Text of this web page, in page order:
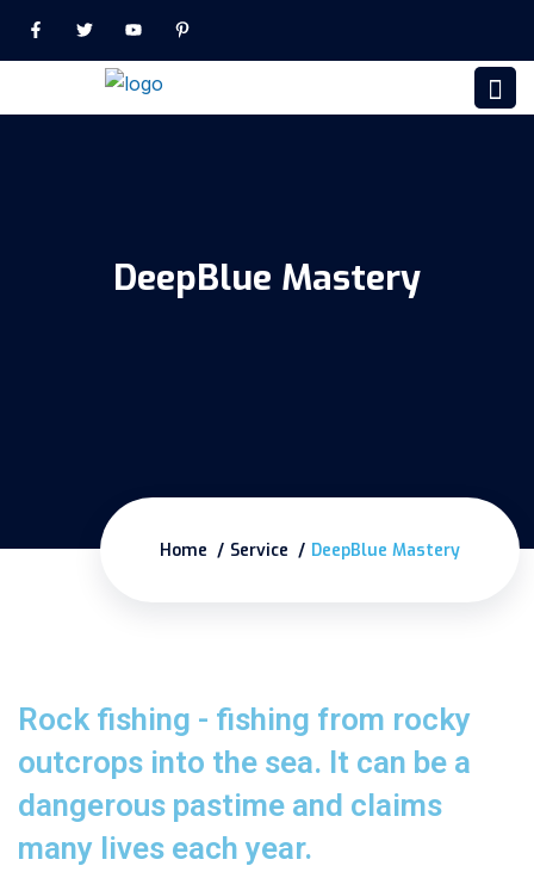
DeepBlue Mastery
Home Service DeepBlue Mastery
Rock fishing - fishing from rocky
outcrops into the sea. It can be a
dangerous pastime and claims
many lives each year.